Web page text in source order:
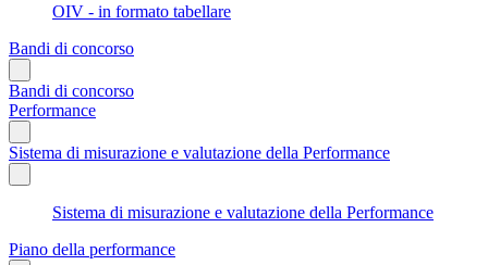
OIV - in formato tabellare
Bandi di concorso
Bandi di concorso
Performance
Sistema di misurazione e valutazione della Performance
Sistema di misurazione e valutazione della Performance
Piano della performance